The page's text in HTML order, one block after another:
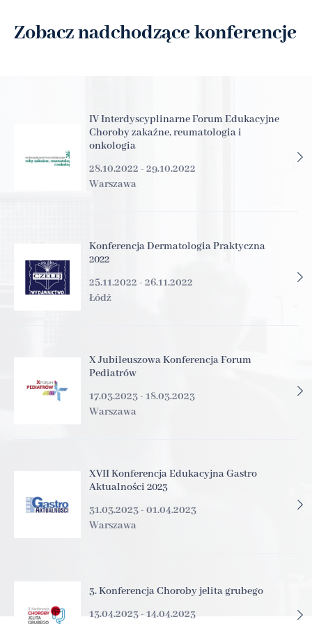
Zobacz nadchodzące konferencje
IV Interdyscyplinarne Forum Edukacyjne
Choroby zakaźne, reumatologia i
onkologia
28.10.2022 - 29.10.2022
Warszawa
Konferencja Dermatologia Praktyczna
2022
25.11.2022 - 26.11.2022
Łódź
X Jubileuszowa Konferencja Forum
Pediatrów
17.03.2023 - 18.03.2023
Warszawa
XVII Konferencja Edukacyjna Gastro
Aktualności 2023
31.03.2023 - 01.04.2023
Warszawa
3. Konferencja Choroby jelita grubego
13.04.2023 - 14.04.2023